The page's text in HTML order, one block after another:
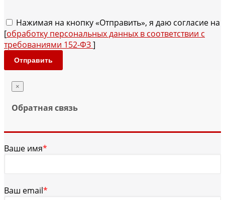
Нажимая на кнопку «Отправить», я даю согласие на
[обработку персональных данных в соответствии с
требованиями 152-ФЗ]
Отправить
×
Обратная связь
Ваше имя*
Ваш email*